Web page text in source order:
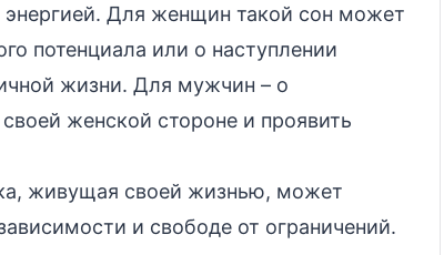
Для женщин такой сон может
потенциала или о наступлении
жизни. Для мужчин – о
женской стороне и проявить
живущая своей жизнью, может
и свободе от ограничений.